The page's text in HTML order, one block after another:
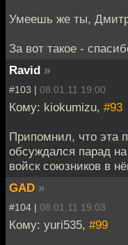
Умеешь же ты,
За вот такое -
Ravid »
#103 | 08.01.11 19:00
Кому: kiokumizu, #93
Припомнил, что эта
обсуждался парад
войск союзников в
GAD »
#104 | 08.01.11 19:03
Кому: yuri535, #99